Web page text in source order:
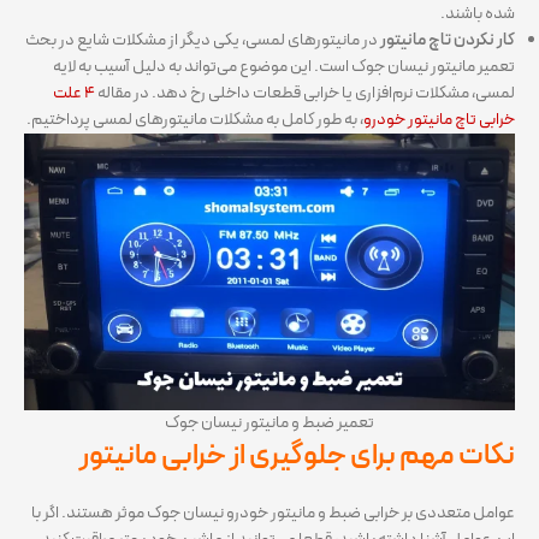
شده باشند.
کار نکردن تاچ مانیتوردر مانیتورهای لمسی، یکی دیگر از مشکلات شایع در بحث
تعمیر مانیتور نیسان جوک است. این موضوع می‌تواند به دلیل آسیب به لایه
لمسی، مشکلات نرم‌افزاری یا خرابی قطعات داخلی رخ دهد. در مقاله
۴ علت
خرابی تاچ مانیتور خودرو، به طور کامل به مشکلات مانیتورهای لمسی پرداختیم.
تعمیر ضبط و مانیتور نیسان جوک
نکات مهم برای جلوگیری از خرابی مانیتور
عوامل متعددی بر خرابی ضبط و مانیتور خودرو نیسان جوک موثر هستند. اگر با